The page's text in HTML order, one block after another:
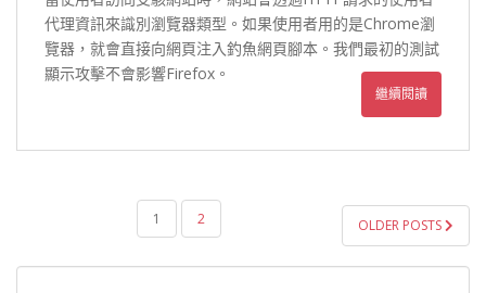
代理資訊來識別瀏覽器類型。如果使用者用的是Chrome瀏
覽器，就會直接向網頁注入釣魚網頁腳本。我們最初的測試
顯示攻擊不會影響Firefox。
繼續閱讀
導
1 2 OLDER POSTS